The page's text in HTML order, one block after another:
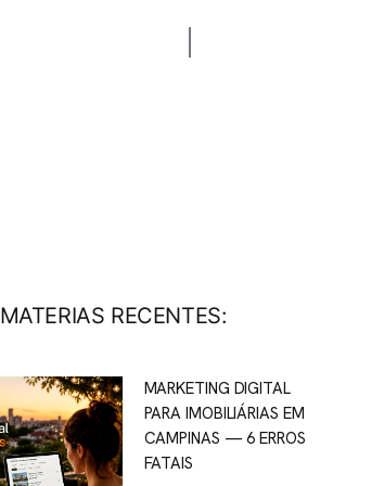
MATERIAS RECENTES:
MARKETING DIGITAL
PARA IMOBILIÁRIAS EM
CAMPINAS — 6 ERROS
FATAIS